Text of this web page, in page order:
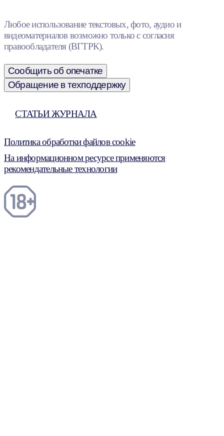
Любое использование текстовых, фото, аудио и
видеоматериалов возможно только с согласия
правообладателя (ВГТРК).
Сообщить об опечатке
Обращение в техподдержку
СТАТЬИ ЖУРНАЛА
Политика обработки файлов cookie
На информационном ресурсе применяются
рекомендательные технологии